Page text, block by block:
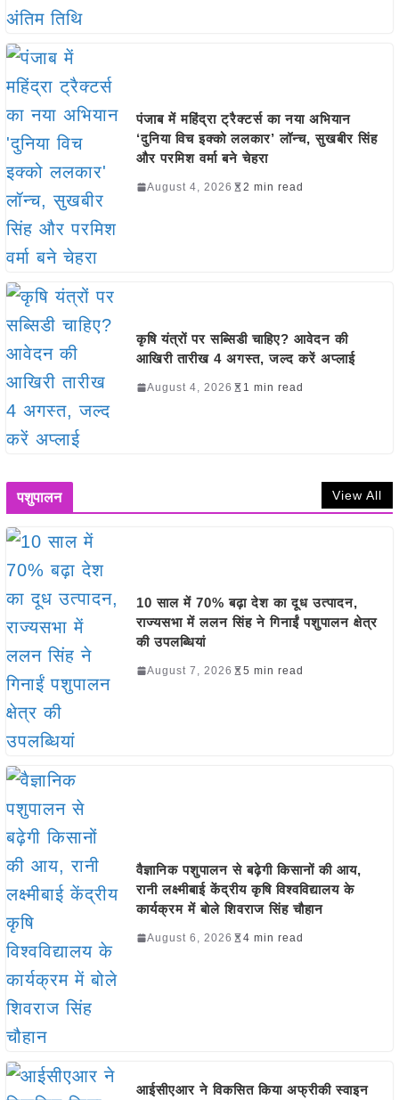
पंजाब में महिंद्रा ट्रैक्टर्स का नया अभियान
‘दुनिया विच इक्को ललकार’ लॉन्च, सुखबीर सिंह
और परमिश वर्मा बने चेहरा
August 4, 2026 2 min read
कृषि यंत्रों पर सब्सिडी चाहिए? आवेदन की
आखिरी तारीख 4 अगस्त, जल्द करें अप्लाई
August 4, 2026 1 min read
पशुपालन View All
10 साल में 70% बढ़ा देश का दूध उत्पादन,
राज्यसभा में ललन सिंह ने गिनाईं पशुपालन क्षेत्र
की उपलब्धियां
August 7, 2026 5 min read
वैज्ञानिक पशुपालन से बढ़ेगी किसानों की आय,
रानी लक्ष्मीबाई केंद्रीय कृषि विश्वविद्यालय के
कार्यक्रम में बोले शिवराज सिंह चौहान
August 6, 2026 4 min read
आईसीएआर ने विकसित किया अफ्रीकी स्वाइन